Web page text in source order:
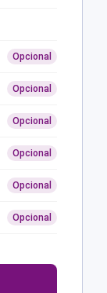
Opcional
Opcional
Opcional
Opcional
Opcional
Opcional